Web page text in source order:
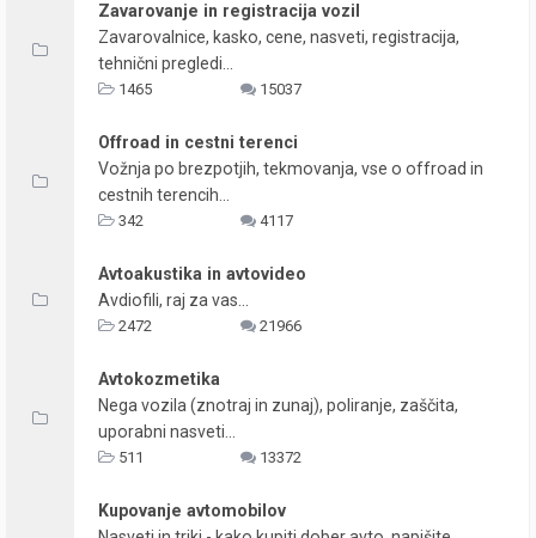
Zavarovanje in registracija vozil
Zavarovalnice, kasko, cene, nasveti, registracija,
tehnični pregledi...
1465 15037
Offroad in cestni terenci
Vožnja po brezpotjih, tekmovanja, vse o offroad in
cestnih terencih...
342 4117
Avtoakustika in avtovideo
Avdiofili, raj za vas...
2472 21966
Avtokozmetika
Nega vozila (znotraj in zunaj), poliranje, zaščita,
uporabni nasveti...
511 13372
Kupovanje avtomobilov